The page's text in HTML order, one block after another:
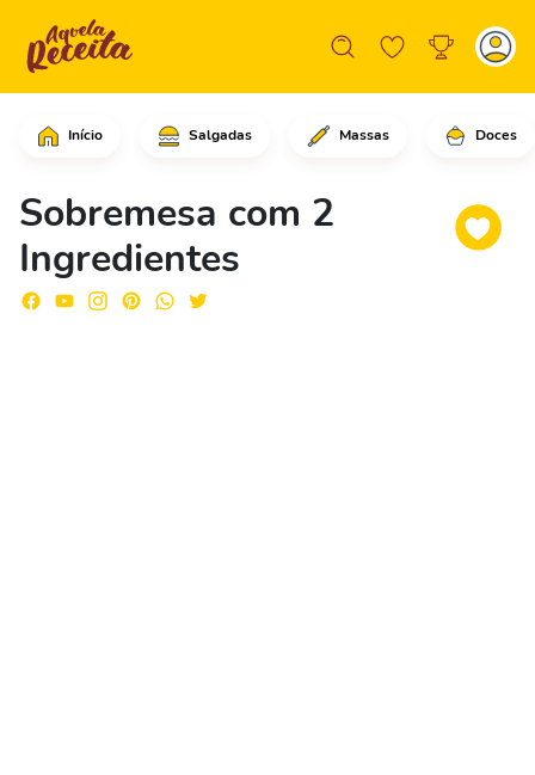
Início Salgadas Massas Doces
Sobremesa com 2
Ingredientes
Dissolva normalmente 2 gelatinas,